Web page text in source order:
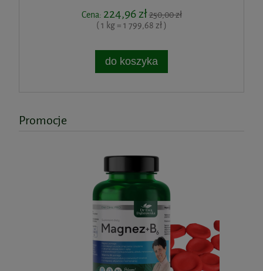
Cena: 224,96 zł250,00 zł
( 1 kg = 1 799,68 zł )
do koszyka
Promocje